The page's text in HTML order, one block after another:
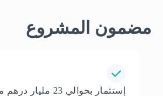
مضمون المشروع
إستثمار بحوالي 23 مليار درهم مغربي